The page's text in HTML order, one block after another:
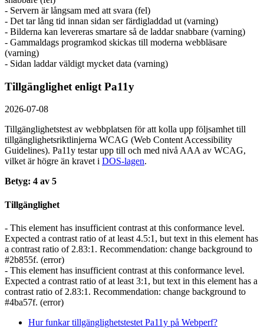
- Servern är långsam med att svara (fel)
- Det tar lång tid innan sidan ser färdigladdad ut (varning)
- Bilderna kan levereras smartare så de laddar snabbare (varning)
- Gammaldags programkod skickas till moderna webbläsare
(varning)
- Sidan laddar väldigt mycket data (varning)
Tillgänglighet enligt Pa11y
2026-07-08
Tillgänglighetstest av webbplatsen för att kolla upp följsamhet till
tillgänglighets­riktlinjerna WCAG (Web Content Accessibility
Guidelines). Pa11y testar upp till och med nivå AAA av WCAG,
vilket är högre än kravet i DOS-lagen.
Betyg: 4 av 5
Tillgänglighet
- This element has insufficient contrast at this conformance level.
Expected a contrast ratio of at least 4.5:1, but text in this element has
a contrast ratio of 2.83:1. Recommendation: change background to
#2b855f. (error)
- This element has insufficient contrast at this conformance level.
Expected a contrast ratio of at least 3:1, but text in this element has a
contrast ratio of 2.83:1. Recommendation: change background to
#4ba57f. (error)
Hur funkar tillgänglighetstestet Pa11y på Webperf?